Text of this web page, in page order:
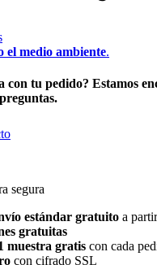
el medio ambiente.
con tu pedido? Estamos
segura
estándar gratuito a
gratuitas
muestra gratis con cada
con cifrado SSL